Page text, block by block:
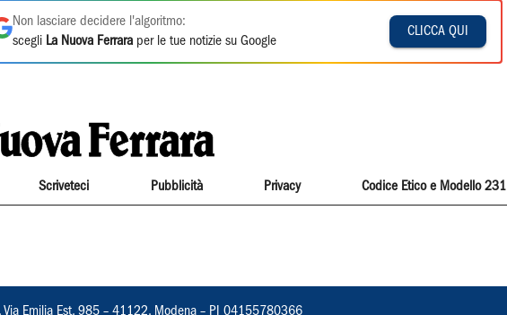
Non lasciare decidere l'algoritmo:
scegli La Nuova Ferrara per le tue notizie su Google
CLICCA QUI
Scriveteci Pubblicità Privacy Codice Etico e Modello 231
Via Emilia Est, 985 – 41122, Modena – PI 04155780366